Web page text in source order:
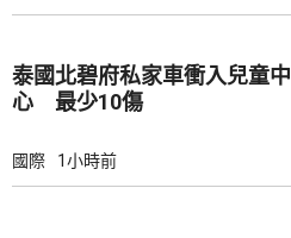
泰國北碧府私家車衝入兒童中
心 最少10傷
國際 1小時前